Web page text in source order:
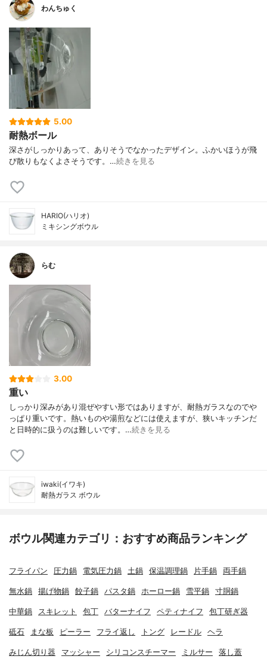
わんちゅく
5.00
耐熱ボール
深さがしっかりあって、ありそうでなかったデザイン。ふかいほうが飛
び散りもなくよさそうです。…続きを見る
HARIO(ハリオ)
ミキシングボウル
らむ
3.00
重い
しっかり深みがあり混ぜやすい形ではありますが、耐熱ガラスなのでや
っぱり重いです。熱いものや湯煎などには使えますが、狭いキッチンだ
と日時的に扱うのは難しいです。…続きを見る
iwaki(イワキ)
耐熱ガラス ボウル
ボウル関連カテゴリ：おすすめ商品ランキング
フライパン 圧力鍋 電気圧力鍋 土鍋 保温調理鍋 片手鍋 両手鍋
無水鍋 揚げ物鍋 餃子鍋 パスタ鍋 ホーロー鍋 雪平鍋 寸胴鍋
中華鍋 スキレット 包丁 バターナイフ ペティナイフ 包丁研ぎ器
砥石 まな板 ピーラー フライ返し トング レードル ヘラ
みじん切り器 マッシャー シリコンスチーマー ミルサー 落し蓋